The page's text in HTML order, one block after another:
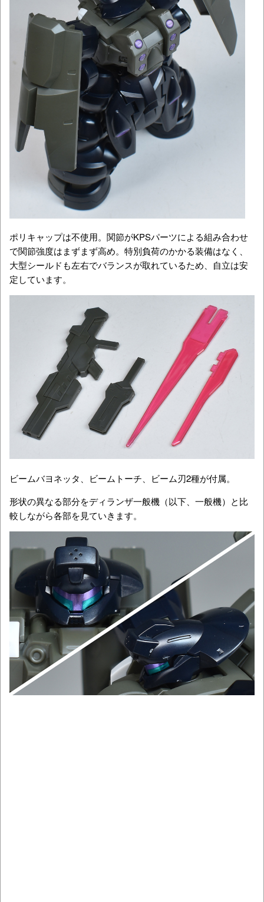
ポリキャップは不使用。関節がKPSパーツによる組み合わせ
で関節強度はまずまず高め。特別負荷のかかる装備はなく、
大型シールドも左右でバランスが取れているため、自立は安
定しています。
ビームバヨネッタ、ビームトーチ、ビーム刃2種が付属。
形状の異なる部分をディランザ一般機（以下、一般機）と比
較しながら各部を見ていきます。